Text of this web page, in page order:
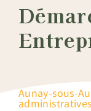
Aunay-sous-
administratives